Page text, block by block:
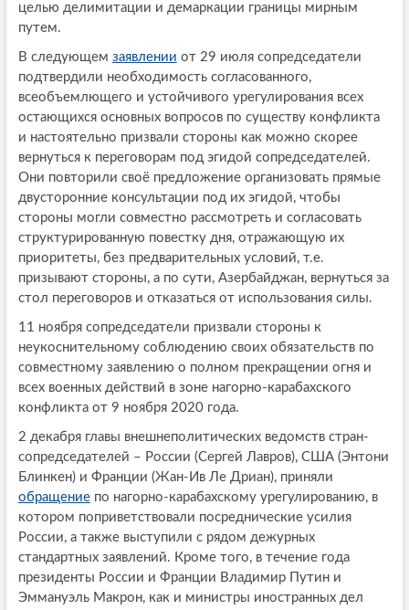
целью делимитации и демаркации границы мирным
путем.
В следующем заявлении от 29 июля сопредседатели
подтвердили необходимость согласованного,
всеобъемлющего и устойчивого урегулирования всех
остающихся основных вопросов по существу конфликта
и настоятельно призвали стороны как можно скорее
вернуться к переговорам под эгидой сопредседателей.
Они повторили своё предложение организовать прямые
двусторонние консультации под их эгидой, чтобы
стороны могли совместно рассмотреть и согласовать
структурированную повестку дня, отражающую их
приоритеты, без предварительных условий, т.е.
призывают стороны, а по сути, Азербайджан, вернуться за
стол переговоров и отказаться от использования силы.
11 ноября сопредседатели призвали стороны к
неукоснительному соблюдению своих обязательств по
совместному заявлению о полном прекращении огня и
всех военных действий в зоне нагорно-карабахского
конфликта от 9 ноября 2020 года.
2 декабря главы внешнеполитических ведомств стран-
сопредседателей – России (Сергей Лавров), США (Энтони
Блинкен) и Франции (Жан-Ив Ле Дриан), приняли
обращениепо нагорно-карабахскому урегулированию, в
котором поприветствовали посреднические усилия
России, а также выступили с рядом дежурных
стандартных заявлений. Кроме того, в течение года
президенты России и Франции Владимир Путин и
Эммануэль Макрон, как и министры иностранных дел